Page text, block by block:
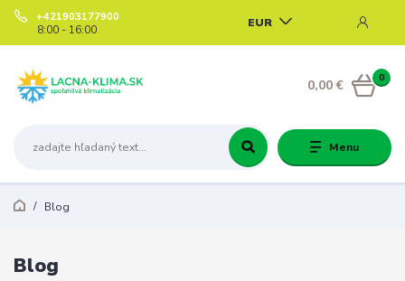
Menu
EUR
+421903177900
8:00 - 16:00
0
0,00 €
Blog
Blog